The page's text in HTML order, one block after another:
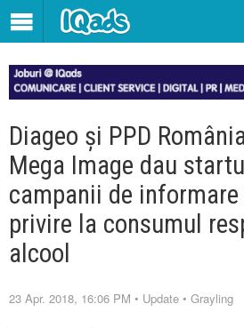
Diageo şi PPD
Mega Image dau
campanii de
privire la consumul
alcool
23 Apr. 2018, 16:06 PM • Update • Grayling